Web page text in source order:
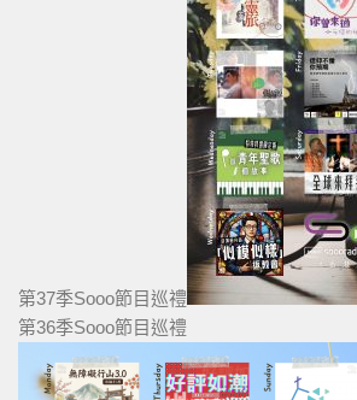
第37季Sooo節目巡禮
第36季Sooo節目巡禮